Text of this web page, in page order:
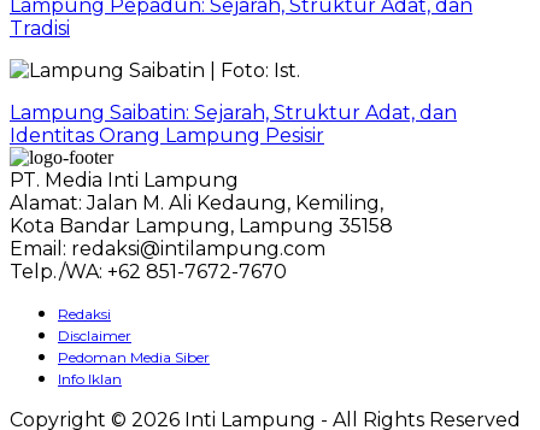
Lampung Pepadun: Sejarah, Struktur Adat, dan
Tradisi
Lampung Saibatin: Sejarah, Struktur Adat, dan
Identitas Orang Lampung Pesisir
PT. Media Inti Lampung
Alamat: Jalan M. Ali Kedaung, Kemiling,
Kota Bandar Lampung, Lampung 35158
Email: redaksi@intilampung.com
Telp./WA: +62 851-7672-7670
Redaksi
Disclaimer
Pedoman Media Siber
Info Iklan
Copyright © 2026 Inti Lampung - All Rights Reserved